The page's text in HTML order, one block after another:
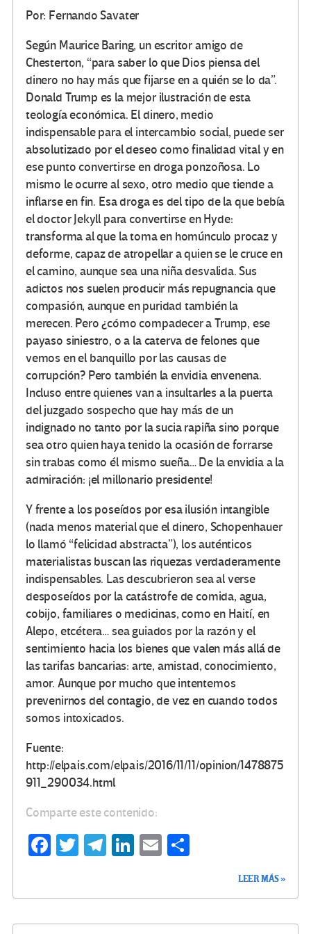
Por: Fernando Savater
Según Maurice Baring, un escritor amigo de
Chesterton, “para saber lo que Dios piensa del
dinero no hay más que fijarse en a quién se lo da”.
Donald Trump es la mejor ilustración de esta
teología económica. El dinero, medio
indispensable para el intercambio social, puede ser
absolutizado por el deseo como finalidad vital y en
ese punto convertirse en droga ponzoñosa. Lo
mismo le ocurre al sexo, otro medio que tiende a
inflarse en fin. Esa droga es del tipo de la que bebía
el doctor Jekyll para convertirse en Hyde:
transforma al que la toma en homúnculo procaz y
deforme, capaz de atropellar a quien se le cruce en
el camino, aunque sea una niña desvalida. Sus
adictos nos suelen producir más repugnancia que
compasión, aunque en puridad también la
merecen. Pero ¿cómo compadecer a Trump, ese
payaso siniestro, o a la caterva de felones que
vemos en el banquillo por las causas de
corrupción? Pero también la envidia envenena.
Incluso entre quienes van a insultarles a la puerta
del juzgado sospecho que hay más de un
indignado no tanto por la sucia rapiña sino porque
sea otro quien haya tenido la ocasión de forrarse
sin trabas como él mismo sueña… De la envidia a la
admiración: ¡el millonario presidente!
Y frente a los poseídos por esa ilusión intangible
(nada menos material que el dinero, Schopenhauer
lo llamó “felicidad abstracta”), los auténticos
materialistas buscan las riquezas verdaderamente
indispensables. Las descubrieron sea al verse
desposeídos por la catástrofe de comida, agua,
cobijo, familiares o medicinas, como en Haití, en
Alepo, etcétera… sea guiados por la razón y el
sentimiento hacia los bienes que valen más allá de
las tarifas bancarias: arte, amistad, conocimiento,
amor. Aunque por mucho que intentemos
prevenirnos del contagio, de vez en cuando todos
somos intoxicados.
Fuente:
http://elpais.com/elpais/2016/11/11/opinion/1478875
911_290034.html
Comparte este contenido:
Fa T
Te Li
E
LEER MÁS »